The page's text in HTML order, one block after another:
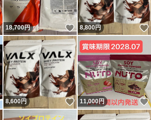
いいね！
18,700円 いいね！
8,800円
いいね！
8,600円 いいね！
11,000円